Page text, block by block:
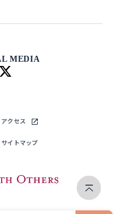
MEDIA
アクセス
サイトマップ